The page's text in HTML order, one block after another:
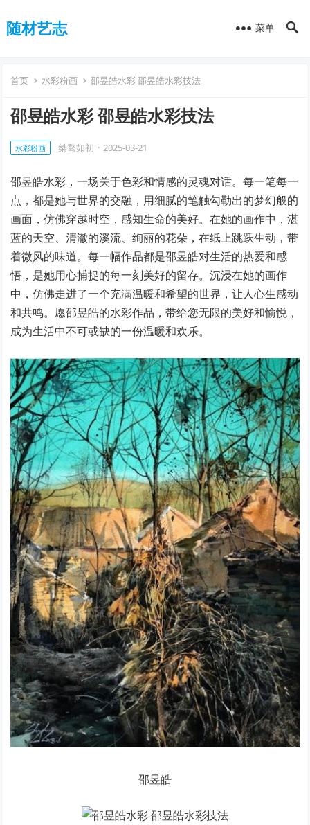
随材艺志 菜单
首页 水彩粉画 邵昱皓水彩 邵昱皓水彩技法
邵昱皓水彩 邵昱皓水彩技法
水彩粉画 桀骜如初 · 2025-03-21
邵昱皓水彩，一场关于色彩和情感的灵魂对话。每一笔每一
点，都是她与世界的交融，用细腻的笔触勾勒出的梦幻般的
画面，仿佛穿越时空，感知生命的美好。在她的画作中，湛
蓝的天空、清澈的溪流、绚丽的花朵，在纸上跳跃生动，带
着微风的味道。每一幅作品都是邵昱皓对生活的热爱和感
悟，是她用心捕捉的每一刻美好的留存。沉浸在她的画作
中，仿佛走进了一个充满温暖和希望的世界，让人心生感动
和共鸣。愿邵昱皓的水彩作品，带给您无限的美好和愉悦，
成为生活中不可或缺的一份温暖和欢乐。
邵昱皓